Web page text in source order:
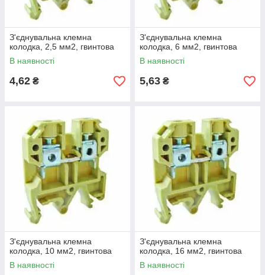
З'єднувальна клемна
колодка, 2,5 мм2, гвинтова
В наявності
4,62 ₴
З'єднувальна клемна
колодка, 6 мм2, гвинтова
В наявності
5,63 ₴
З'єднувальна клемна
колодка, 10 мм2, гвинтова
В наявності
З'єднувальна клемна
колодка, 16 мм2, гвинтова
В наявності